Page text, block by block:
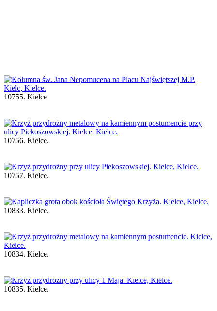
10755. Kielce
10756. Kielce.
10757. Kielce.
10833. Kielce.
10834. Kielce.
10835. Kielce.